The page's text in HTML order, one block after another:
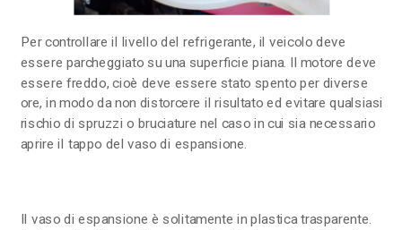
Per controllare il livello del refrigerante, il veicolo deve
essere parcheggiato su una superficie piana. Il motore deve
essere freddo, cioè deve essere stato spento per diverse
ore, in modo da non distorcere il risultato ed evitare qualsiasi
rischio di spruzzi o bruciature nel caso in cui sia necessario
aprire il tappo del vaso di espansione.
Il vaso di espansione è solitamente in plastica trasparente.